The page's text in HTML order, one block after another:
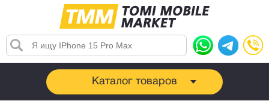
Каталог товаров